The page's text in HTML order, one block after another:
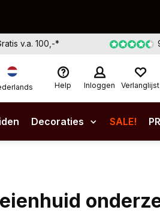
v.a. 100,-*
Help Inloggen Verlanglijst
Decoraties SALE!